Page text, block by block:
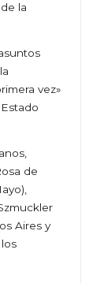
la
vez»
de
Aires y